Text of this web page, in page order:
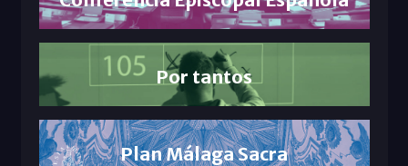
Por tantos
Plan Málaga Sacra